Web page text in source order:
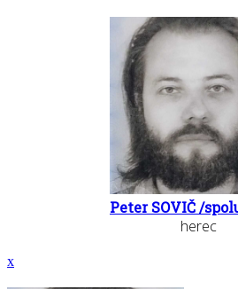
Peter SOVIČ /
herec
x